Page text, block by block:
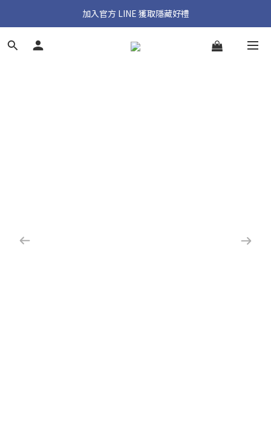
加入官方 LINE 獲取隱藏好禮
加入官方 LINE 獲取隱藏好禮
官網首購免運優惠實施中